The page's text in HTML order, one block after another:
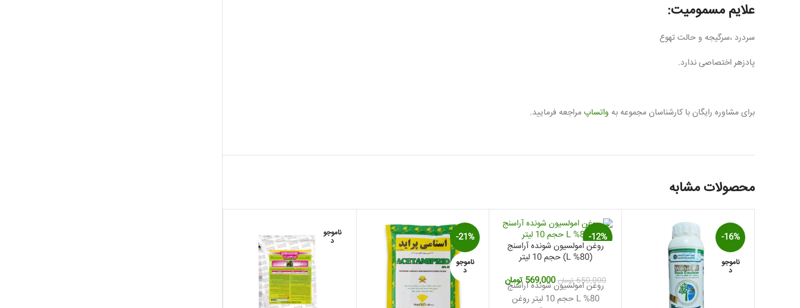
علایم مسمومیت:
سردرد ،سرگیجه و حالت تهوع
پادزهر اختصاصی ندارد.
برای مشاوره رایگان با کارشناسان مجموعه به واتساپمراجعه فرمایید.
محصولات مشابه
-16%
ناموجو
د
-12%
ناموجو
روغن امولسیون شونده آراسنج
(80% L) حجم 10 لیتر
650,000 تومانقیمت
اصلی:
650,000 تومان
569,000 تومانقیمتروغن امولسیون شونده آراسنج
80% L حجم 10 لیتر روغن
-21%
ناموجو
د
ناموجو
د